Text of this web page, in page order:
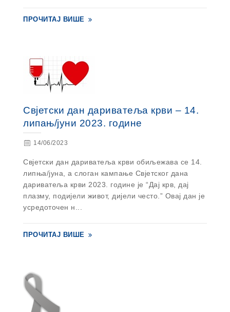
ПРОЧИТАЈ ВИШЕ
Свјетски дан дариватеља крви – 14.
липањ/јуни 2023. године
14/06/2023
Свјетски дан дариватеља крви обиљежава се 14.
липња/јуна, а слоган кампање Свјетског дана
дариватеља крви 2023. године је “Дај крв, дај
плазму, подијели живот, дијели често.” Овај дан је
усредоточен н...
ПРОЧИТАЈ ВИШЕ